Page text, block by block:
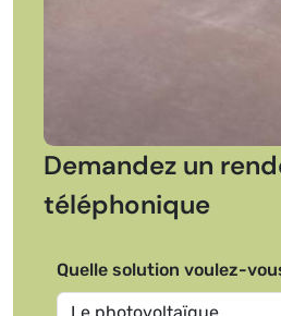
Demandez un
téléphonique
Quelle solution voulez-